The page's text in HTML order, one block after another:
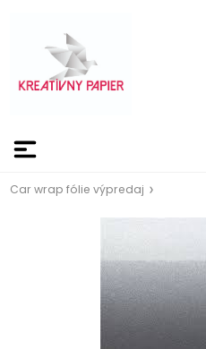
Car wrap fólie výpredaj